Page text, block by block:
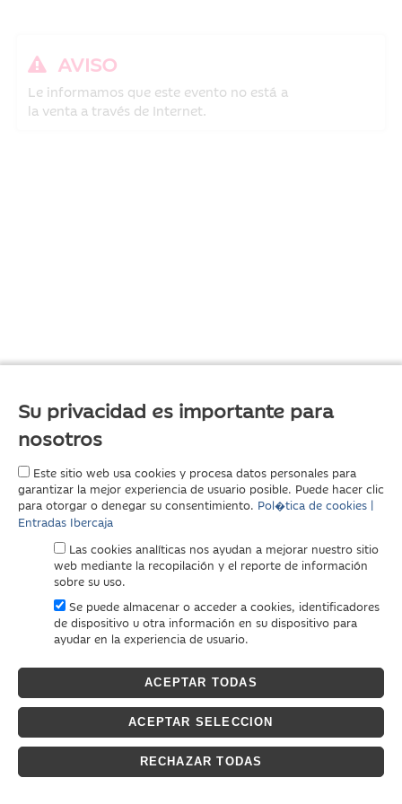
AVISO
Le informamos que este evento no está a
la venta a través de Internet.
Su privacidad es importante para
nosotros
Este sitio web usa cookies y procesa datos personales para
garantizar la mejor experiencia de usuario posible. Puede hacer clic
para otorgar o denegar su consentimiento. Pol�tica de cookies |
Entradas Ibercaja
Las cookies analíticas nos ayudan a mejorar nuestro sitio
web mediante la recopilación y el reporte de información
sobre su uso.
Se puede almacenar o acceder a cookies, identificadores
de dispositivo u otra información en su dispositivo para
ayudar en la experiencia de usuario.
ACEPTAR TODAS
ACEPTAR SELECCION
RECHAZAR TODAS